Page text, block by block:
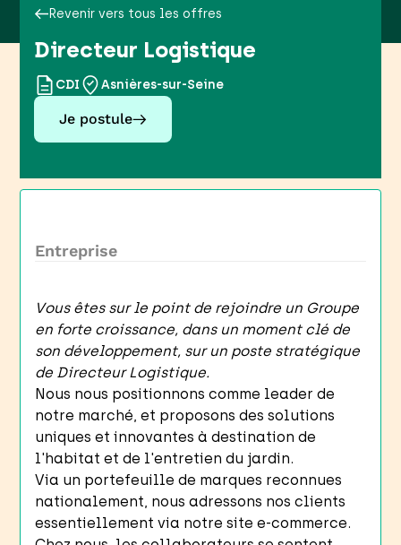
Revenir vers tous les offres
Directeur Logistique
CDI Asnières-sur-Seine
Je postule
Entreprise
Vous êtes sur le point de rejoindre un Groupe
en forte croissance, dans un moment clé de
son développement, sur un poste stratégique
de Directeur Logistique.
Nous nous positionnons comme leader de
notre marché, et proposons des solutions
uniques et innovantes à destination de
l'habitat et de l'entretien du jardin.
Via un portefeuille de marques reconnues
nationalement, nous adressons nos clients
essentiellement via notre site e-commerce.